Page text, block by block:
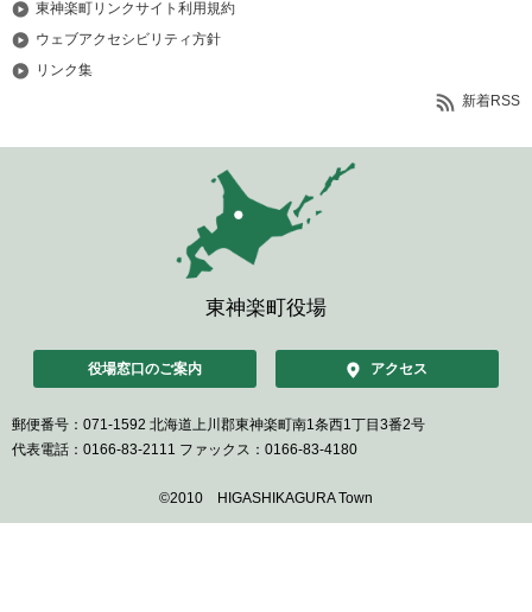
東神楽町リンクサイト利用規約
ウェブアクセシビリティ方針
リンク集
新着RSS
東神楽町役場
役場窓口のご案内 アクセス
郵便番号：071-1592 北海道上川郡東神楽町南1条西1丁目3番2号
代表電話：0166-83-2111 ファックス：0166-83-4180
©2010 HIGASHIKAGURA Town